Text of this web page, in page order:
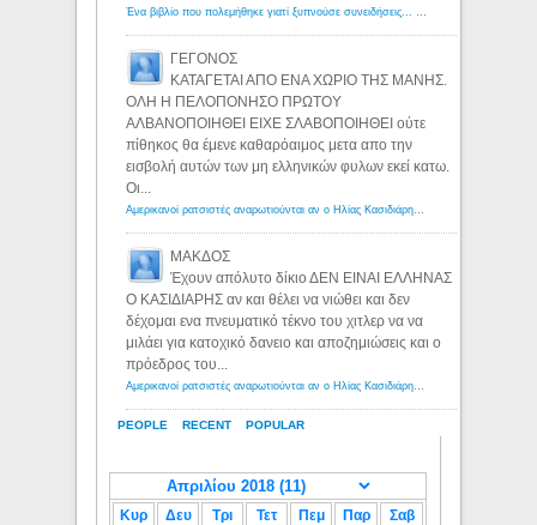
PEOPLE RECENT POPULAR
ΓΕΓΟΝΟΣ
ΚΑΤΑΓΕΤΑΙ ΑΠΟ ΕΝΑ ΧΩΡΙΟ ΤΗΣ ΜΑΝΗΣ.
ΟΛΗ Η ΠΕΛΟΠΟΝΗΣΟ ΠΡΩΤΟΥ
ΑΛΒΑΝΟΠΟΙΗΘΕΙ ΕΙΧΕ ΣΛΑΒΟΠΟΙΗΘΕΙ ούτε
πίθηκος θα έμενε καθαρόαιμος μετα απο την
εισβολή αυτών των μη ελληνικών φυλων εκεί κατω.
Οι...
ΜΑΚΔΟΣ
Έχουν απόλυτο δίκιο ΔΕΝ ΕΙΝΑΙ ΕΛΛΗΝΑΣ
Ο ΚΑΣΙΔΙΑΡΗΣ αν και θέλει να νιώθει και δεν
δέχομαι ενα πνευματικό τέκνο του χιτλερ να να
μιλάει για κατοχικό δανειο και αποζημιώσεις και ο
πρόεδρος του...
Κυρ Δευ Τρι Τετ Πεμ Παρ Σαβ